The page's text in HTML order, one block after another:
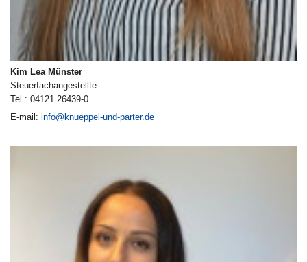
Kim Lea Münster
Steuerfachangestellte
Tel.: 04121 26439-0
E-mail: info@knueppel-und-parter.de